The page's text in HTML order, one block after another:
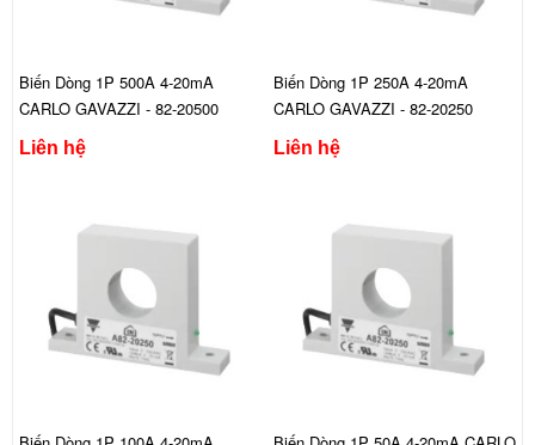
Biến Dòng 1P 500A 4-20mA
CARLO GAVAZZI - 82-20500
Liên hệ
Biến Dòng 1P 250A 4-20mA
CARLO GAVAZZI - 82-20250
Liên hệ